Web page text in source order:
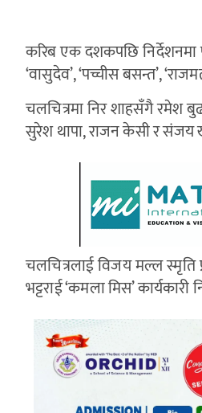
करिब एक दशकपछि निर्देशनमा
‘वासुदेव’, ‘पच्चीस बसन्त’,
चलचित्रमा निर शाहसँगै रमेश
सुरेश थापा, राजन केसी र
चलचित्रलाई विजय मल्ल स्मृति
भट्टराई ‘कमला मिस’